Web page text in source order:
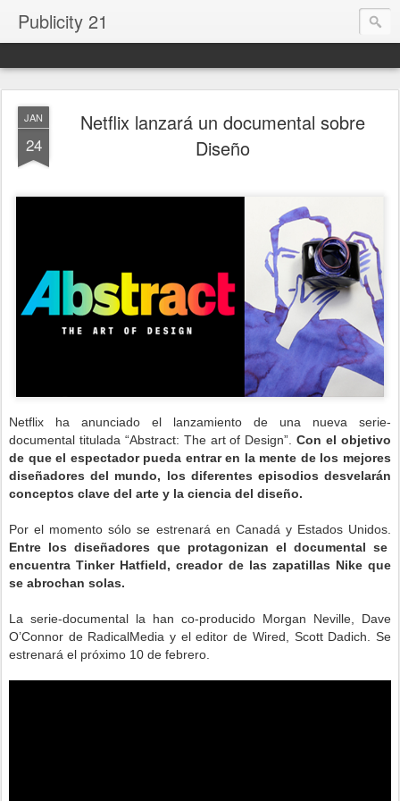
Publicity 21
JAN
24
Netflix lanzará un documental sobre
Diseño
Netflix ha anunciado el lanzamiento de una nueva serie-
documental titulada “Abstract: The art of Design”.Con el objetivo
de que el espectador pueda entrar en la mente de los mejores
diseñadores del mundo, los diferentes episodios desvelarán
conceptos clave del arte y la ciencia del diseño.
Por el momento sólo se estrenará en Canadá y Estados Unidos.
Entre los diseñadores que protagonizan el documental se
encuentra Tinker Hatfield, creador de las zapatillas Nike que
se abrochan solas.
La serie-documental la han co-producido Morgan Neville, Dave
O’Connor de RadicalMedia y el editor de Wired, Scott Dadich. Se
estrenará el próximo 10 de febrero.